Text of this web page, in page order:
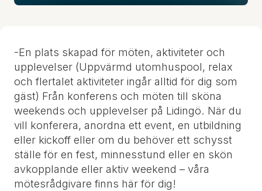
-En plats skapad för möten, aktiviteter och
upplevelser (Uppvärmd utomhuspool, relax
och flertalet aktiviteter ingår alltid för dig som
gäst) Från konferens och möten till sköna
weekends och upplevelser på Lidingö. När du
vill konferera, anordna ett event, en utbildning
eller kickoff eller om du behöver ett schysst
ställe för en fest, minnesstund eller en skön
avkopplande eller aktiv weekend – våra
mötesrådgivare finns här för dig!